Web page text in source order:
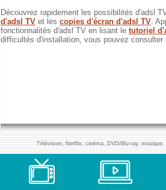
Découvrez rapidement les possibilités d'adsl
d'adsl TV et les copies d'écran d'adsl TV .
fonctionnalités d'adsl TV en lisant le tutoriel
difficultés d'installation, vous pouvez
Télévision, Netflix, cinéma, DVD/Blu-ray,